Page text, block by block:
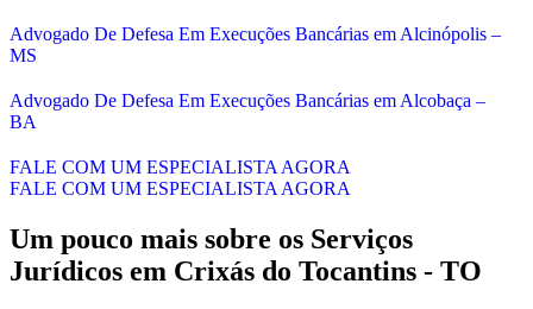
Advogado De Defesa Em Execuções Bancárias em Alcinópolis –
MS
Advogado De Defesa Em Execuções Bancárias em Alcobaça –
BA
FALE COM UM ESPECIALISTA AGORA
FALE COM UM ESPECIALISTA AGORA
Um pouco mais sobre os Serviços
Jurídicos em Crixás do Tocantins - TO